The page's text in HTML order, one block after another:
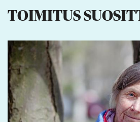
TOIMITUS